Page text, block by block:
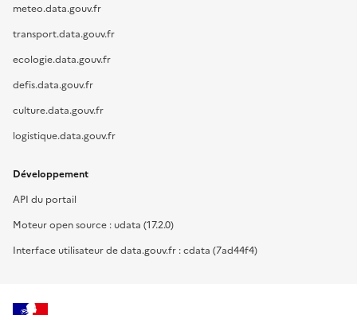
meteo.data.gouv.fr
transport.data.gouv.fr
ecologie.data.gouv.fr
defis.data.gouv.fr
culture.data.gouv.fr
logistique.data.gouv.fr
Développement
API du portail
Moteur open source : udata (17.2.0)
Interface utilisateur de data.gouv.fr : cdata (7ad44f4)